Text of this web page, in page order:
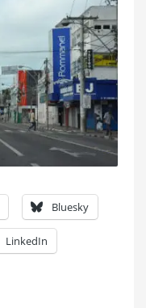
Bluesky
LinkedIn